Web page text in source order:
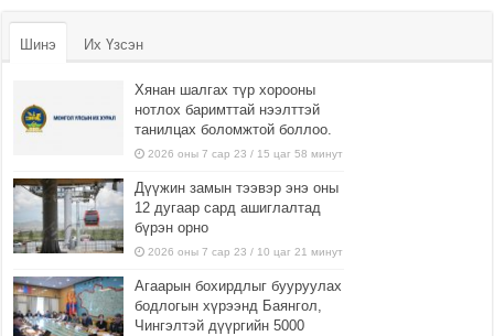
Шинэ Их Үзсэн
Хянан шалгах түр хорооны
нотлох баримттай нээлттэй
танилцах боломжтой боллоо.
2026 оны 7 сар 23 / 15 цаг 58 минут
Дүүжин замын тээвэр энэ оны
12 дугаар сард ашиглалтад
бүрэн орно
2026 оны 7 сар 23 / 10 цаг 21 минут
Агаарын бохирдлыг бууруулах
бодлогын хүрээнд Баянгол,
Чингэлтэй дүүргийн 5000